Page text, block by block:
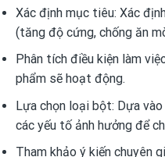
Xác định mục tiêu: Xác
(tăng độ cứng, chống ăn
Phân tích điều kiện làm
phẩm sẽ hoạt động.
Lựa chọn loại bột: Dựa
các yếu tố ảnh hưởng để
Tham khảo ý kiến chuyên